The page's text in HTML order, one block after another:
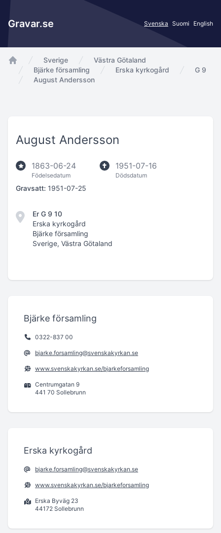
Gravar.se Svenska Suomi English
app.Start
Sverige
Västra Götaland
Bjärke församling
Erska kyrkogård
G 9
August Andersson
August Andersson
1863-06-24
Födelsedatum
1951-07-16
Dödsdatum
Gravsatt: 1951-07-25
Er G 9 10
Erska kyrkogård
Bjärke församling
Sverige, Västra Götaland
Bjärke församling
0322-837 00
bjarke.forsamling@svenskakyrkan.se
www.svenskakyrkan.se/bjarkeforsamling
Centrumgatan 9
441 70 Sollebrunn
Erska kyrkogård
bjarke.forsamling@svenskakyrkan.se
www.svenskakyrkan.se/bjarkeforsamling
Erska Byväg 23
44172 Sollebrunn